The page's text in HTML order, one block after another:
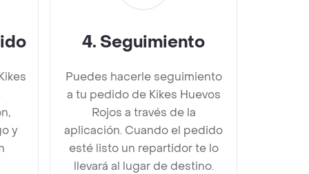
y
4. Seguimiento
Puedes hacerle seguimiento
a tu pedido de Kikes Huevos
Rojos a través de la
aplicación. Cuando el pedido
esté listo un repartidor te lo
llevará al lugar de destino.